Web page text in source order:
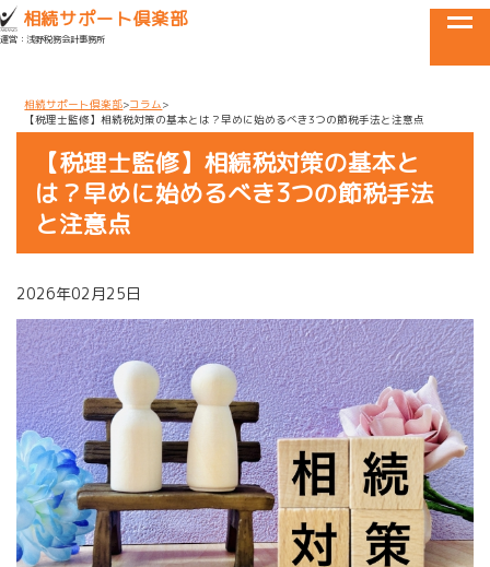
目黒区・世田谷区・品川区で相続に関するお悩みなら
相続サポート倶楽部
運営：浅野税務会計事務所
相続サポート倶楽部 コラム
【税理士監修】相続税対策の基本とは？早めに始めるべき3つの節税手法と注意点
【税理士監修】相続税対策の基本と
は？早めに始めるべき3つの節税手法
と注意点
2026年02月25日